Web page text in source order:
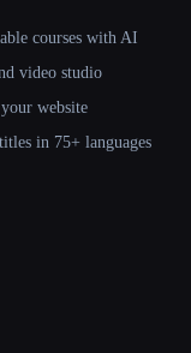
courses with AI
video studio
website
in 75+ languages